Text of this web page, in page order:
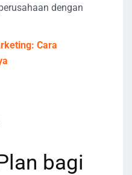
dengan
Cara
bagi